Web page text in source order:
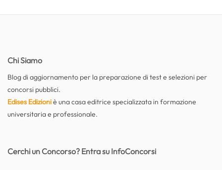
Chi Siamo
Blog di aggiornamento per la preparazione di test e selezioni per
concorsi pubblici.
Edises Edizioniè una casa editrice specializzata in formazione
universitaria e professionale.
Cerchi un Concorso? Entra su InfoConcorsi